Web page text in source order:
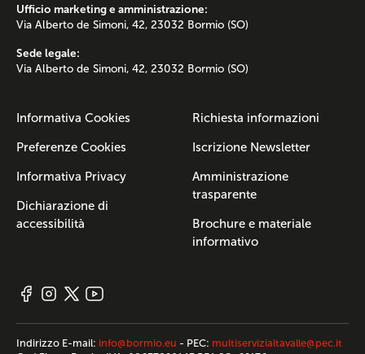
Ufficio marketing e amministrazione:
Via Alberto de Simoni, 42, 23032 Bormio (SO)
Sede legale:
Via Alberto de Simoni, 42, 23032 Bormio (SO)
Informativa Cookies
Preferenze Cookies
Informativa Privacy
Dichiarazione di
accessibilità
Richiesta informazioni
Iscrizione Newsletter
Amministrazione
trasparente
Brochure e materiale
informativo
Indirizzo E-mail: info@bormio.eu - PEC: multiservizialtavalle@pec.it